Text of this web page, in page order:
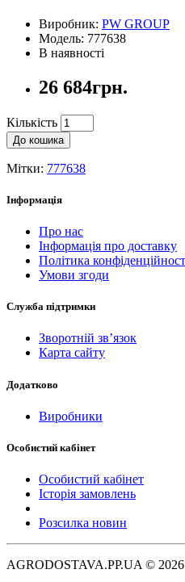
Виробник: PW GROUP
Модель: 777638
В наявності
26 684грн.
Кількість
До кошика
Мітки: 777638
Інформація
Про нас
Інформація про доставку
Політика
Умови згоди
Служба підтримки
Зворотній зв’язок
Карта сайту
Додатково
Виробники
Особистий кабінет
Особистий кабінет
Історія замовлень
Розсилка новин
AGRODOSTAVA.PP.UA © 2026